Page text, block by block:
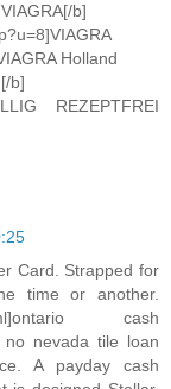
b]
Holland
b]
REZEPTFREI
Card. Strapped for
time or another.
cash
no nevada tile loan
A payday cash